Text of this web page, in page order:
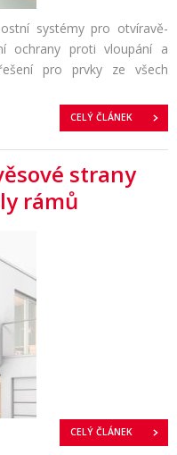
systémy pro otvíravě-
ochrany proti vloupání a
pro prvky ze všech
CELÝ ČLÁNEK
strany
rámů
CELÝ ČLÁNEK